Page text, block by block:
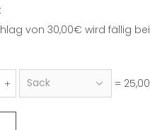
von 30,00€ wird fällig
=